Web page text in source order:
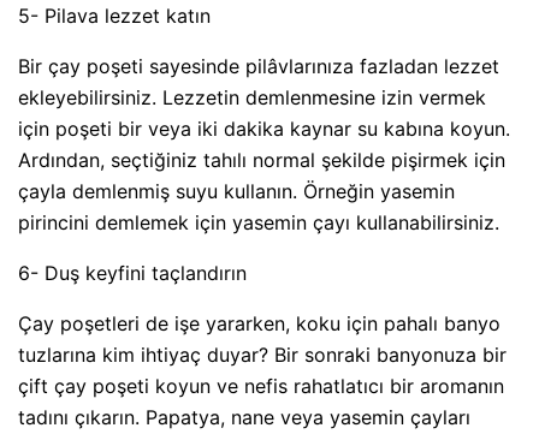
5- Pilava lezzet katın
Bir çay poşeti sayesinde pilâvlarınıza fazladan lezzet
ekleyebilirsiniz. Lezzetin demlenmesine izin vermek
için poşeti bir veya iki dakika kaynar su kabına koyun.
Ardından, seçtiğiniz tahılı normal şekilde pişirmek için
çayla demlenmiş suyu kullanın. Örneğin yasemin
pirincini demlemek için yasemin çayı kullanabilirsiniz.
6- Duş keyfini taçlandırın
Çay poşetleri de işe yararken, koku için pahalı banyo
tuzlarına kim ihtiyaç duyar? Bir sonraki banyonuza bir
çift çay poşeti koyun ve nefis rahatlatıcı bir aromanın
tadını çıkarın. Papatya, nane veya yasemin çayları